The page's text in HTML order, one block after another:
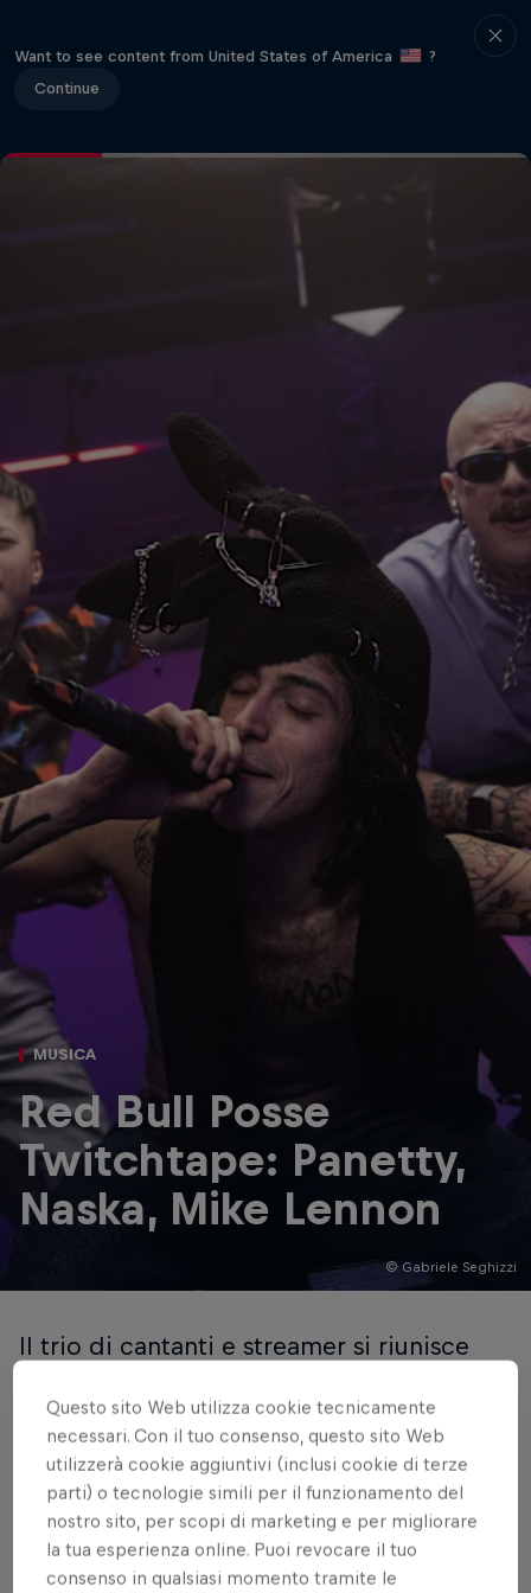
Want to see content from United States of America
?
Continue
© Gabriele Seghizzi
MUSICA
Red Bull Posse
Twitchtape: Panetty,
Naska, Mike Lennon
Il trio di cantanti e streamer si riunisce
punk rock
Di Claudio Biazzetti
2 minuti di lettura
Published on 23.06.2022 · 19:32 UTC
Questo sito Web utilizza cookie tecnicamente
necessari. Con il tuo consenso, questo sito Web
utilizzerà cookie aggiuntivi (inclusi cookie di terze
parti) o tecnologie simili per il funzionamento del
nostro sito, per scopi di marketing e per migliorare
la tua esperienza online. Puoi revocare il tuo
consenso in qualsiasi momento tramite le